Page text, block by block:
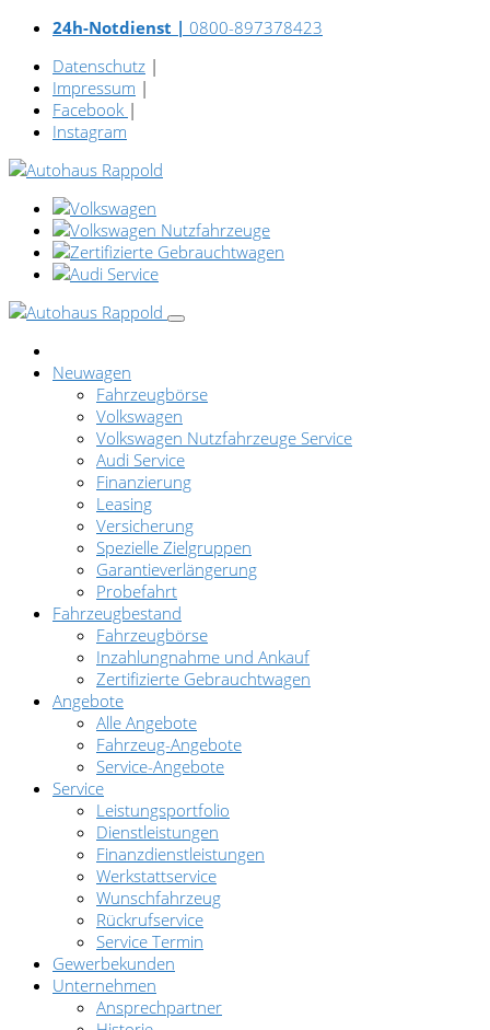
24h-Notdienst | 0800-897378423
Datenschutz |
Impressum |
Facebook |
Instagram
Neuwagen
Fahrzeugbörse
Volkswagen
Volkswagen Nutzfahrzeuge Service
Audi Service
Finanzierung
Leasing
Versicherung
Spezielle Zielgruppen
Garantieverlängerung
Probefahrt
Fahrzeugbestand
Fahrzeugbörse
Inzahlungnahme und Ankauf
Zertifizierte Gebrauchtwagen
Angebote
Alle Angebote
Fahrzeug-Angebote
Service-Angebote
Service
Leistungsportfolio
Dienstleistungen
Finanzdienstleistungen
Werkstattservice
Wunschfahrzeug
Rückrufservice
Service Termin
Gewerbekunden
Unternehmen
Ansprechpartner